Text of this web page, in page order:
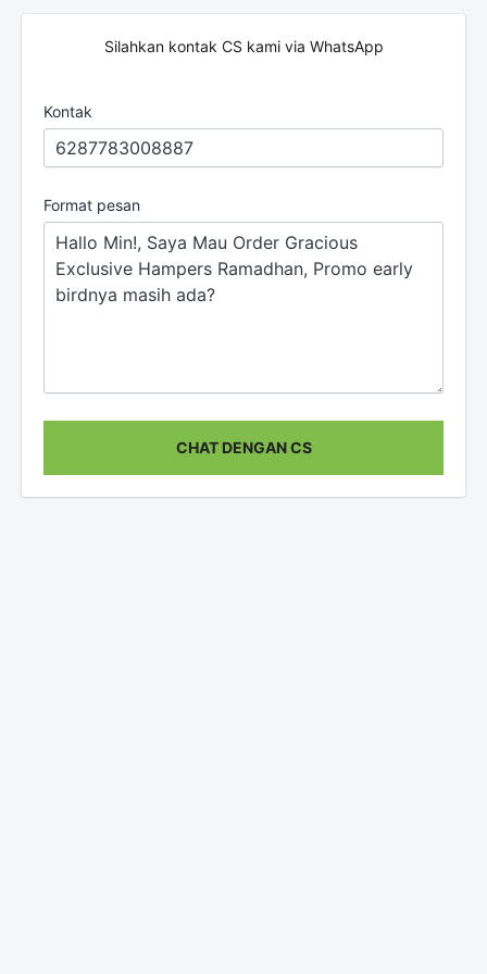
Silahkan kontak CS kami via WhatsApp
Kontak
Format pesan
CHAT DENGAN CS